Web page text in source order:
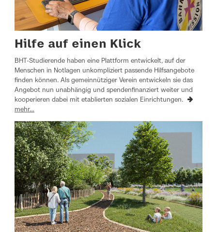
Hilfe auf einen Klick
BHT-Studierende haben eine Plattform entwickelt, auf der
Menschen in Notlagen unkompliziert passende Hilfsangebote
finden können. Als gemeinnütziger Verein entwickeln sie das
Angebot nun unabhängig und spendenfinanziert weiter und
kooperieren dabei mit etablierten sozialen Einrichtungen.
mehr…